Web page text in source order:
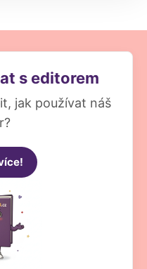
s editorem
jak používat náš